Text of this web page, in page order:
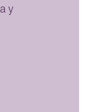
y